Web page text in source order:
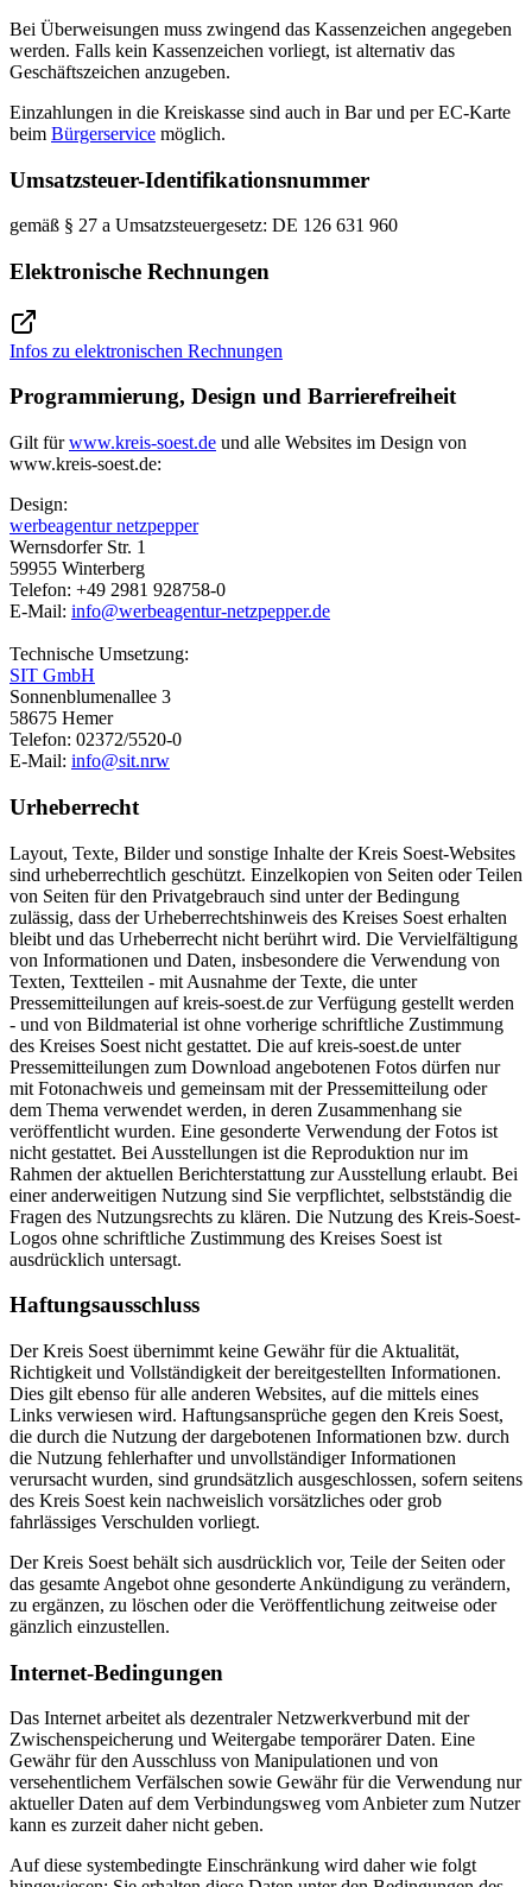
Bei Überweisungen muss zwingend das Kassenzeichen angegeben
werden. Falls kein Kassenzeichen vorliegt, ist alternativ das
Geschäftszeichen anzugeben.
Einzahlungen in die Kreiskasse sind auch in Bar und per EC-Karte
beim Bürgerservice möglich.
Umsatzsteuer-Identifikationsnummer
gemäß § 27 a Umsatzsteuergesetz: DE 126 631 960
Elektronische Rechnungen
Infos zu elektronischen Rechnungen
Programmierung, Design und Barrierefreiheit
Gilt fürwww.kreis-soest.de und alle Websites im Design von
www.kreis-soest.de:
Design:
werbeagentur netzpepper
Wernsdorfer Str. 1
59955 Winterberg
Telefon: +49 2981 928758-0
E-Mail: info@​werbeagentur-netzpepper.de
Technische Umsetzung:
SIT GmbH
Sonnenblumenallee 3
58675 Hemer
Telefon: 02372/5520-0
E-Mail: info@​sit.nrw
Urheberrecht
Layout, Texte, Bilder und sonstige Inhalte der Kreis Soest-Websites
sind urheberrechtlich geschützt. Einzelkopien von Seiten oder Teilen
von Seiten für den Privatgebrauch sind unter der Bedingung
zulässig, dass der Urheberrechtshinweis des Kreises Soest erhalten
bleibt und das Urheberrecht nicht berührt wird. Die Vervielfältigung
von Informationen und Daten, insbesondere die Verwendung von
Texten, Textteilen - mit Ausnahme der Texte, die unter
Pressemitteilungen auf kreis-soest.de zur Verfügung gestellt werden
- und von Bildmaterial ist ohne vorherige schriftliche Zustimmung
des Kreises Soest nicht gestattet. Die auf kreis-soest.de unter
Pressemitteilungen zum Download angebotenen Fotos dürfen nur
mit Fotonachweis und gemeinsam mit der Pressemitteilung oder
dem Thema verwendet werden, in deren Zusammenhang sie
veröffentlicht wurden. Eine gesonderte Verwendung der Fotos ist
nicht gestattet. Bei Ausstellungen ist die Reproduktion nur im
Rahmen der aktuellen Berichterstattung zur Ausstellung erlaubt. Bei
einer anderweitigen Nutzung sind Sie verpflichtet, selbstständig die
Fragen des Nutzungsrechts zu klären. Die Nutzung des Kreis-Soest-
Logos ohne schriftliche Zustimmung des Kreises Soest ist
ausdrücklich untersagt.
Haftungsausschluss
Der Kreis Soest übernimmt keine Gewähr für die Aktualität,
Richtigkeit und Vollständigkeit der bereitgestellten Informationen.
Dies gilt ebenso für alle anderen Websites, auf die mittels eines
Links verwiesen wird. Haftungsansprüche gegen den Kreis Soest,
die durch die Nutzung der dargebotenen Informationen bzw. durch
die Nutzung fehlerhafter und unvollständiger Informationen
verursacht wurden, sind grundsätzlich ausgeschlossen, sofern seitens
des Kreis Soest kein nachweislich vorsätzliches oder grob
fahrlässiges Verschulden vorliegt.
Der Kreis Soest behält sich ausdrücklich vor, Teile der Seiten oder
das gesamte Angebot ohne gesonderte Ankündigung zu verändern,
zu ergänzen, zu löschen oder die Veröffentlichung zeitweise oder
gänzlich einzustellen.
Internet-Bedingungen
Das Internet arbeitet als dezentraler Netzwerkverbund mit der
Zwischenspeicherung und Weitergabe temporärer Daten. Eine
Gewähr für den Ausschluss von Manipulationen und von
versehentlichem Verfälschen sowie Gewähr für die Verwendung nur
aktueller Daten auf dem Verbindungsweg vom Anbieter zum Nutzer
kann es zurzeit daher nicht geben.
Auf diese systembedingte Einschränkung wird daher wie folgt